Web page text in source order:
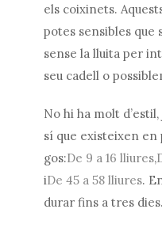
els coixinets.
potes sensibles que
sense la lluita per
seu cadell o
No hi ha molt
sí que existeixen en
gos:De 9 a 16 lliures,
iDe 45 a 58 lliures.
durar fins a tres dies.